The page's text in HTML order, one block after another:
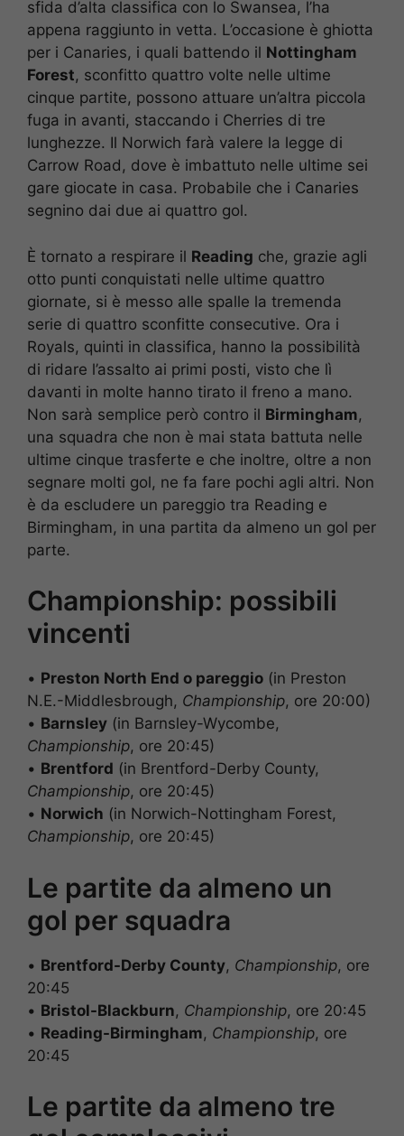
sfida d’alta classifica con lo Swansea, l’ha
appena raggiunto in vetta. L’occasione è ghiotta
per i Canaries, i quali battendo il Nottingham
Forest, sconfitto quattro volte nelle ultime
cinque partite, possono attuare un’altra piccola
fuga in avanti, staccando i Cherries di tre
lunghezze. Il Norwich farà valere la legge di
Carrow Road, dove è imbattuto nelle ultime sei
gare giocate in casa. Probabile che i Canaries
segnino dai due ai quattro gol.
È tornato a respirare il Reading che, grazie agli
otto punti conquistati nelle ultime quattro
giornate, si è messo alle spalle la tremenda
serie di quattro sconfitte consecutive. Ora i
Royals, quinti in classifica, hanno la possibilità
di ridare l’assalto ai primi posti, visto che lì
davanti in molte hanno tirato il freno a mano.
Non sarà semplice però contro il Birmingham,
una squadra che non è mai stata battuta nelle
ultime cinque trasferte e che inoltre, oltre a non
segnare molti gol, ne fa fare pochi agli altri. Non
è da escludere un pareggio tra Reading e
Birmingham, in una partita da almeno un gol per
parte.
Championship: possibili
vincenti
• Preston North End o pareggio (in Preston
N.E.-Middlesbrough, Championship, ore 20:00)
• Barnsley (in Barnsley-Wycombe,
Championship, ore 20:45)
• Brentford (in Brentford-Derby County,
Championship, ore 20:45)
• Norwich (in Norwich-Nottingham Forest,
Championship, ore 20:45)
Le partite da almeno un
gol per squadra
• Brentford-Derby County, Championship, ore
20:45
• Bristol-Blackburn, Championship, ore 20:45
• Reading-Birmingham, Championship, ore
20:45
Le partite da almeno tre